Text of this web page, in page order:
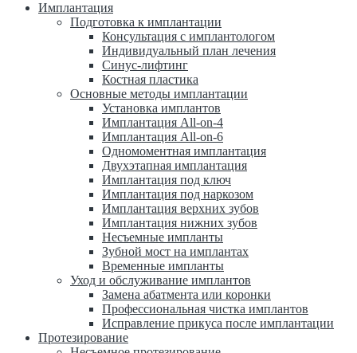
Имплантация
Подготовка к имплантации
Консультация с имплантологом
Индивидуальный план лечения
Синус-лифтинг
Костная пластика
Основные методы имплантации
Установка имплантов
Имплантация All-on-4
Имплантация All-on-6
Одномоментная имплантация
Двухэтапная имплантация
Имплантация под ключ
Имплантация под наркозом
Имплантация верхних зубов
Имплантация нижних зубов
Несъемные импланты
Зубной мост на имплантах
Временные импланты
Уход и обслуживание имплантов
Замена абатмента или коронки
Профессиональная чистка имплантов
Исправление прикуса после имплантации
Протезирование